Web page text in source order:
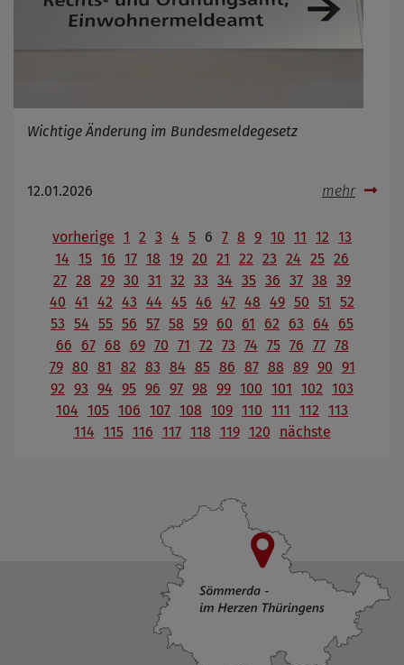
Wichtige Änderung im Bundesmeldegesetz
12.01.2026 mehr
vorherige 1 2 3 4 5 6 7 8 9 10 11 12 13
14 15 16 17 18 19 20 21 22 23 24 25 26
27 28 29 30 31 32 33 34 35 36 37 38 39
40 41 42 43 44 45 46 47 48 49 50 51
52
53 54 55 56 57 58 59 60 61 62 63 64
65
66
67 68 69 70 71 72 73 74 75 76 77 78
79 80 81 82 83 84 85 86 87 88 89 90 91
92 93 94 95 96 97 98 99 100 101 102 103
104 105 106 107 108 109 110 111 112 113
114 115 116 117 118 119 120 nächste